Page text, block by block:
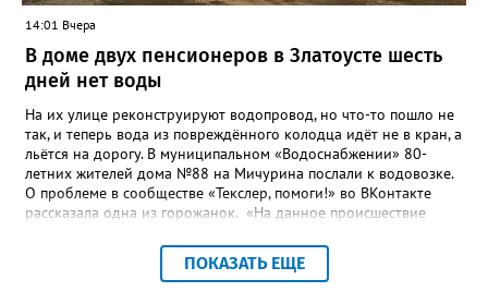
14:01 Вчера
В доме двух пенсионеров в Златоусте шесть
дней нет воды
На их улице реконструируют водопровод, но что-то пошло не
так, и теперь вода из повреждённого колодца идёт не в кран, а
льётся на дорогу. В муниципальном «Водоснабжении» 80-
летних жителей дома №88 на Мичурина послали к водовозке.
О проблеме в сообществе «Текслер, помоги!» во ВКонтакте
рассказала одна из горожанок. «На данное происшествие
гл.инженера Шепелева А.Н. из обслуживающей организации
МУП ЗГО "Златоустовское Водоснабжение" ул. Островского, 7,
ПОКАЗАТЬ ЕЩЕ